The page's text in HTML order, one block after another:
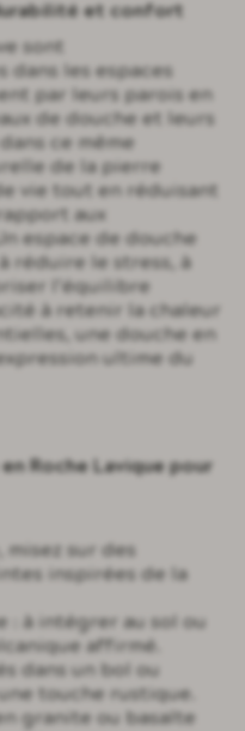
et confort
sont
les espaces
par leurs parois en
de douche et leurs
ce même
de la pierre
vie tout en réduisant
aux
espace de douche
réduire le stress, à
l’équilibre
à retenir la chaleur
une douche en
ultime du
sur des
inspirées de la
: à intégrer au sol ou
affirmé.
dans un bol ou
touche rustique.
granite ou basalte